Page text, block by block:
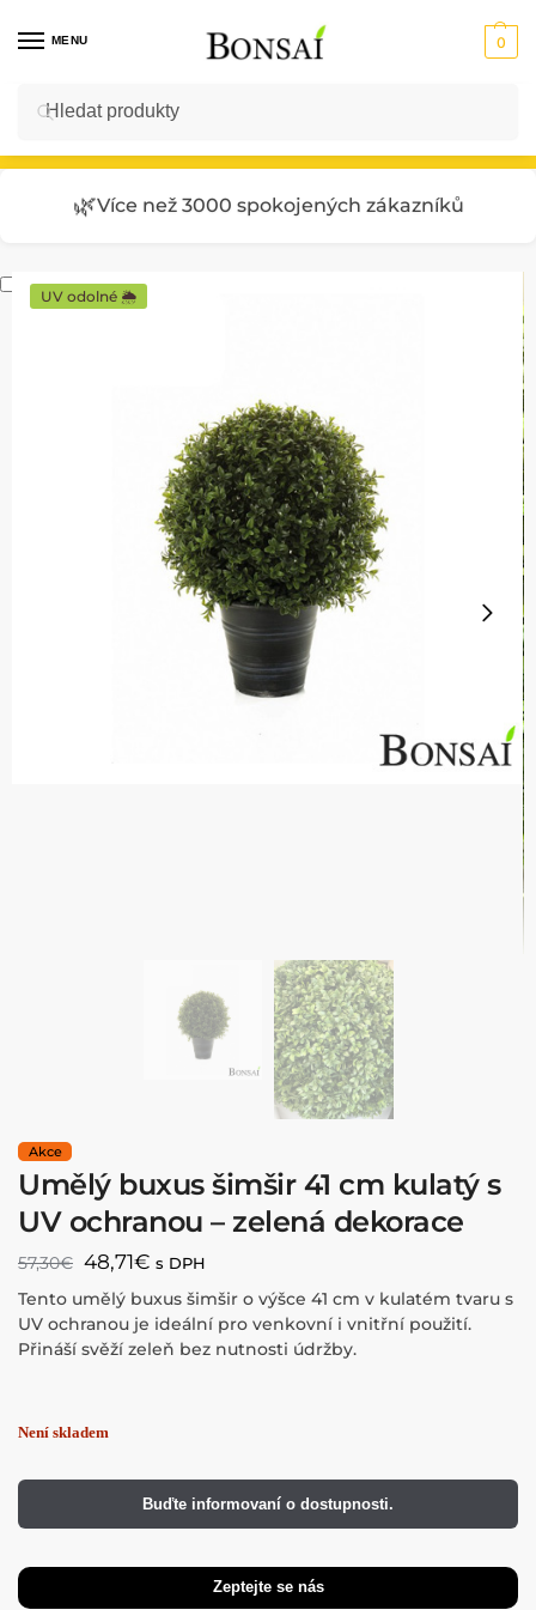
MENU 0
Vstup do E-SHOPU
🌿Více než 3000 spokojených zákazníků
UV odolné 🌦️
Umělý buxus šimšir 41 cm kulatý s
UV ochranou – zelená dekorace
57,30€ 48,71€ s DPH
Tento umělý buxus šimšir o výšce 41 cm v kulatém tvaru s
UV ochranou je ideální pro venkovní i vnitřní použití.
Přináší svěží zeleň bez nutnosti údržby.
Buďte informovaní o dostupnosti.